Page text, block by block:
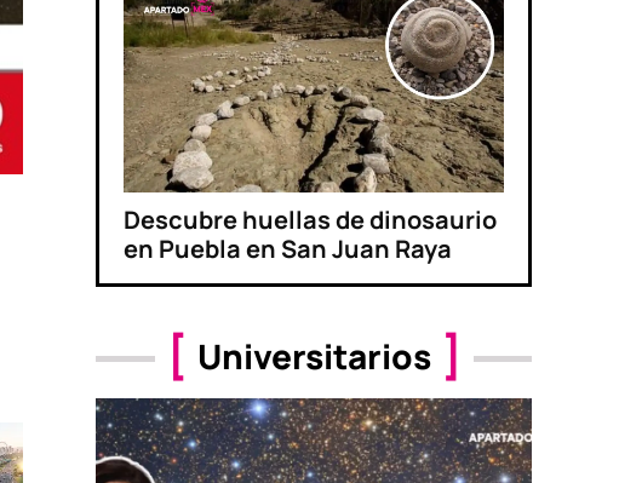
Descubre huellas de dinosaurio
en Puebla en San Juan Raya
Universitarios